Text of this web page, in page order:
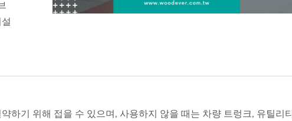
하기 위해 접을 수 있으며, 사용하지 않을 때는 차량 트렁크, 유틸리티